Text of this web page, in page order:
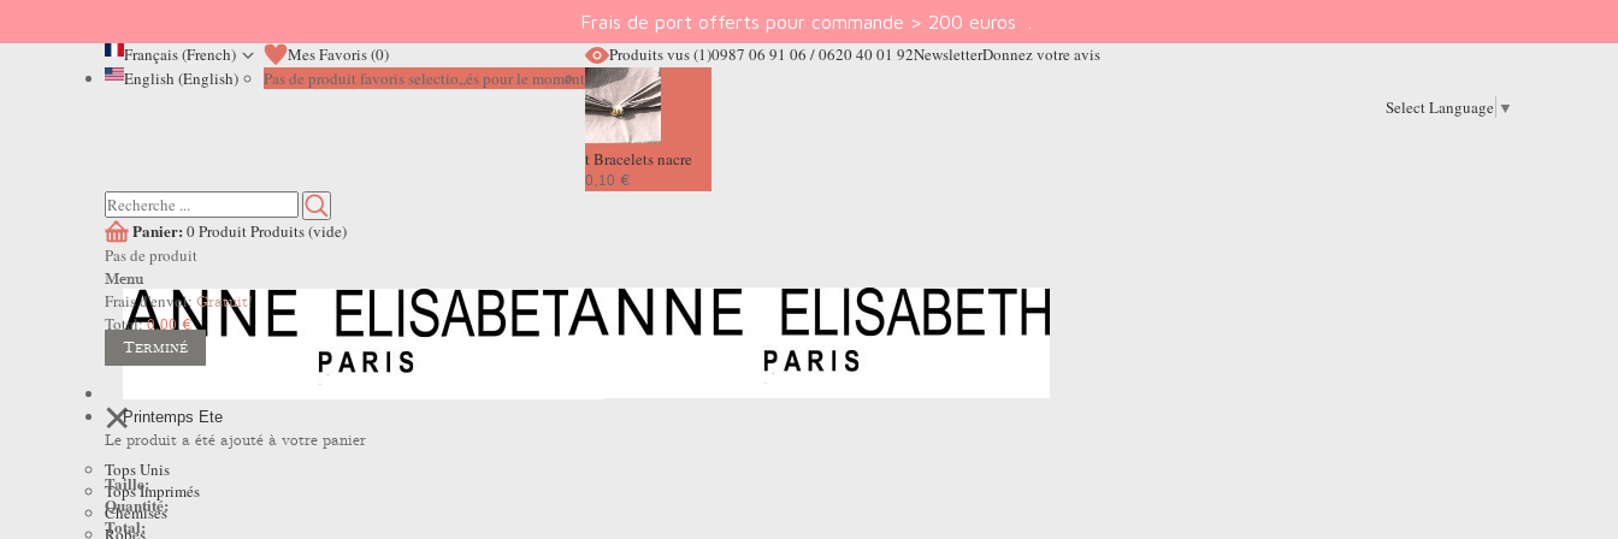
Frais de port offerts pour commande > 200 euros
Français (French)
English (English)
Mes Favoris (0)
Pas de produit favoris selectio,,és pour le moment
Produits vus(1)
t Bracelets nacre
0,10 €
0987 06 91 06 / 0620 40 01 92NewsletterDonnez votre avis
Panier: 0ProduitProduits(vide)
Pas de produit
Frais d'envoi: Gratuit!
Total:0,00 €
Terminé
Le produit a été ajouté à votre panier
Taille:
Quantité:
Total:
Select Language ▼
Menu
Printemps Ete
Tops Unis
Tops Imprimés
Chemises
Robes